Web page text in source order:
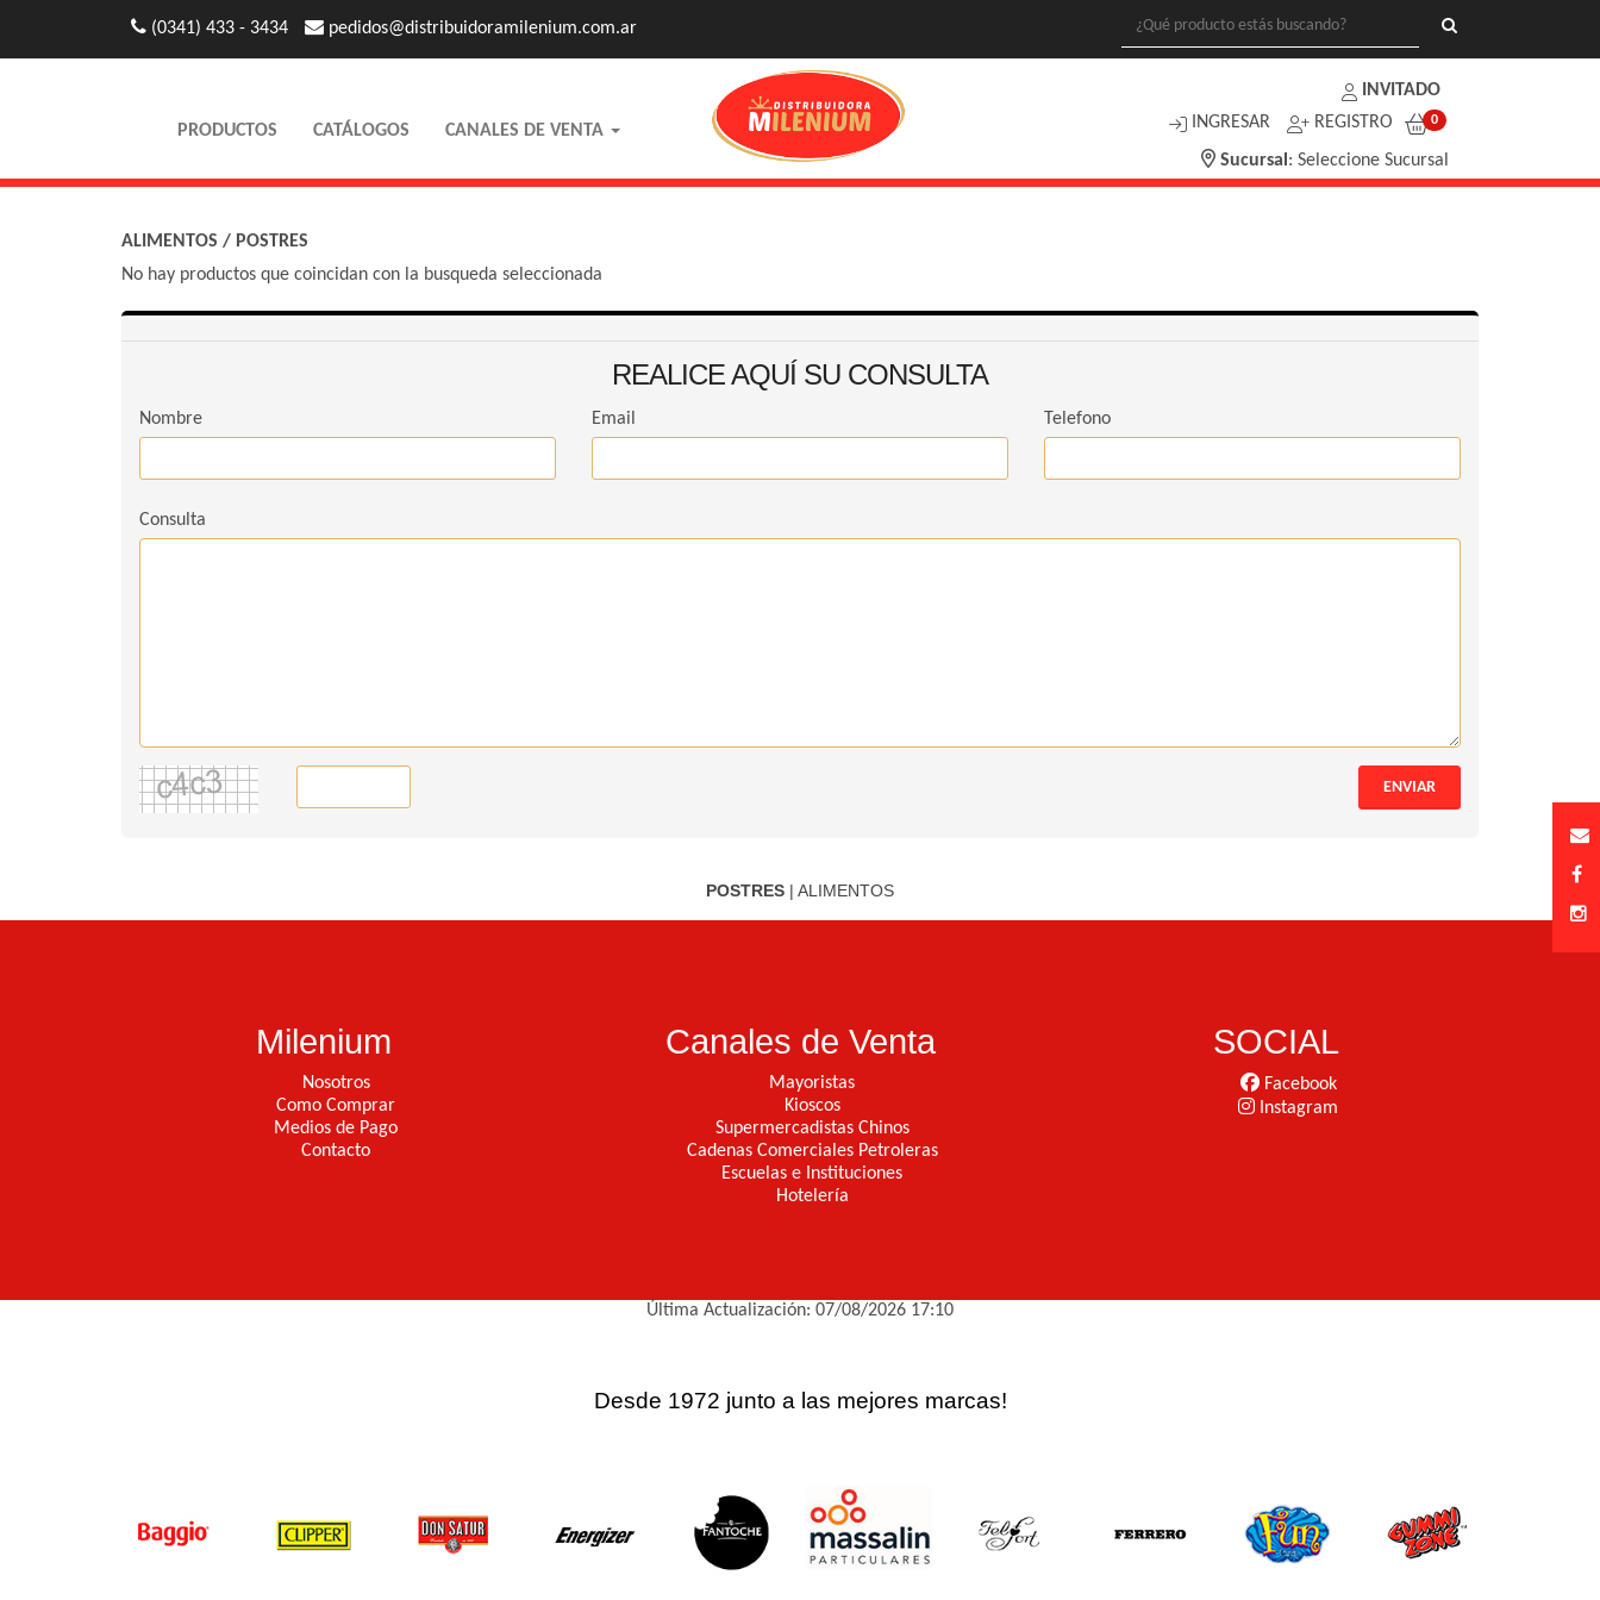
(0341) 433 - 3434 pedidos@distribuidoramilenium.com.ar
INVITADO
INGRESAR
REGISTRO
Sucursal :Seleccione Sucursal
0
PRODUCTOS CATÁLOGOS CANALES DE VENTA
ALIMENTOS / POSTRES
No hay productos que coincidan con la busqueda seleccionada
REALICE AQUÍ SU CONSULTA
Nombre Email Telefono
Consulta
ENVIAR
POSTRES | ALIMENTOS
Milenium
Nosotros
Como Comprar
Medios de Pago
Contacto
Canales de Venta
Mayoristas
Kioscos
Supermercadistas Chinos
Cadenas Comerciales Petroleras
Escuelas e Instituciones
Hotelería
SOCIAL
Facebook
Instagram
Última Actualización: 07/08/2026 17:10
Desde 1972 junto a las mejores marcas!